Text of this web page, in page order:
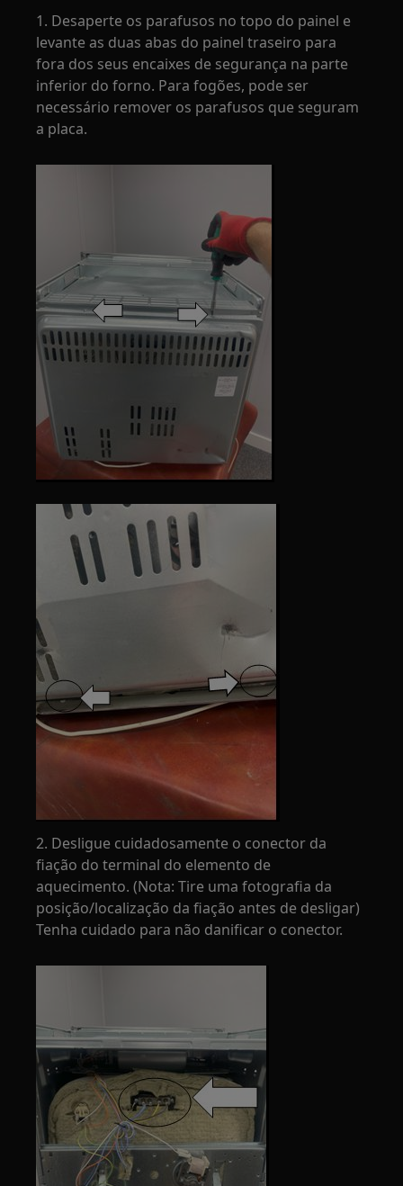
1. Desaperte os parafusos no topo do painel e
levante as duas abas do painel traseiro para
fora dos seus encaixes de segurança na parte
inferior do forno. Para fogões, pode ser
necessário remover os parafusos que seguram
a placa.
2. Desligue cuidadosamente o conector da
fiação do terminal do elemento de
aquecimento. (Nota: Tire uma fotografia da
posição/localização da fiação antes de desligar)
Tenha cuidado para não danificar o conector.